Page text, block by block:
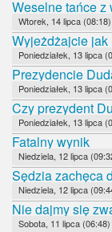
Weselne tańce z
Wtorek, 14 lipca (08:18)
Wyjeżdżajcie
Poniedziałek, 13 lipca
Prezydencie
Poniedziałek, 13 lipca
Czy prezydent
Poniedziałek, 13 lipca
Fatalny wynik
Niedziela, 12 lipca
Sędzia zachęca
Niedziela, 12 lipca
Nie dajmy się
Sobota, 11 lipca (06:48)